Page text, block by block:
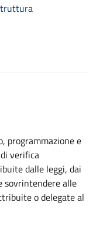
programmazione e
verifica
dalle leggi, dai
sovrintendere alle
o delegate al